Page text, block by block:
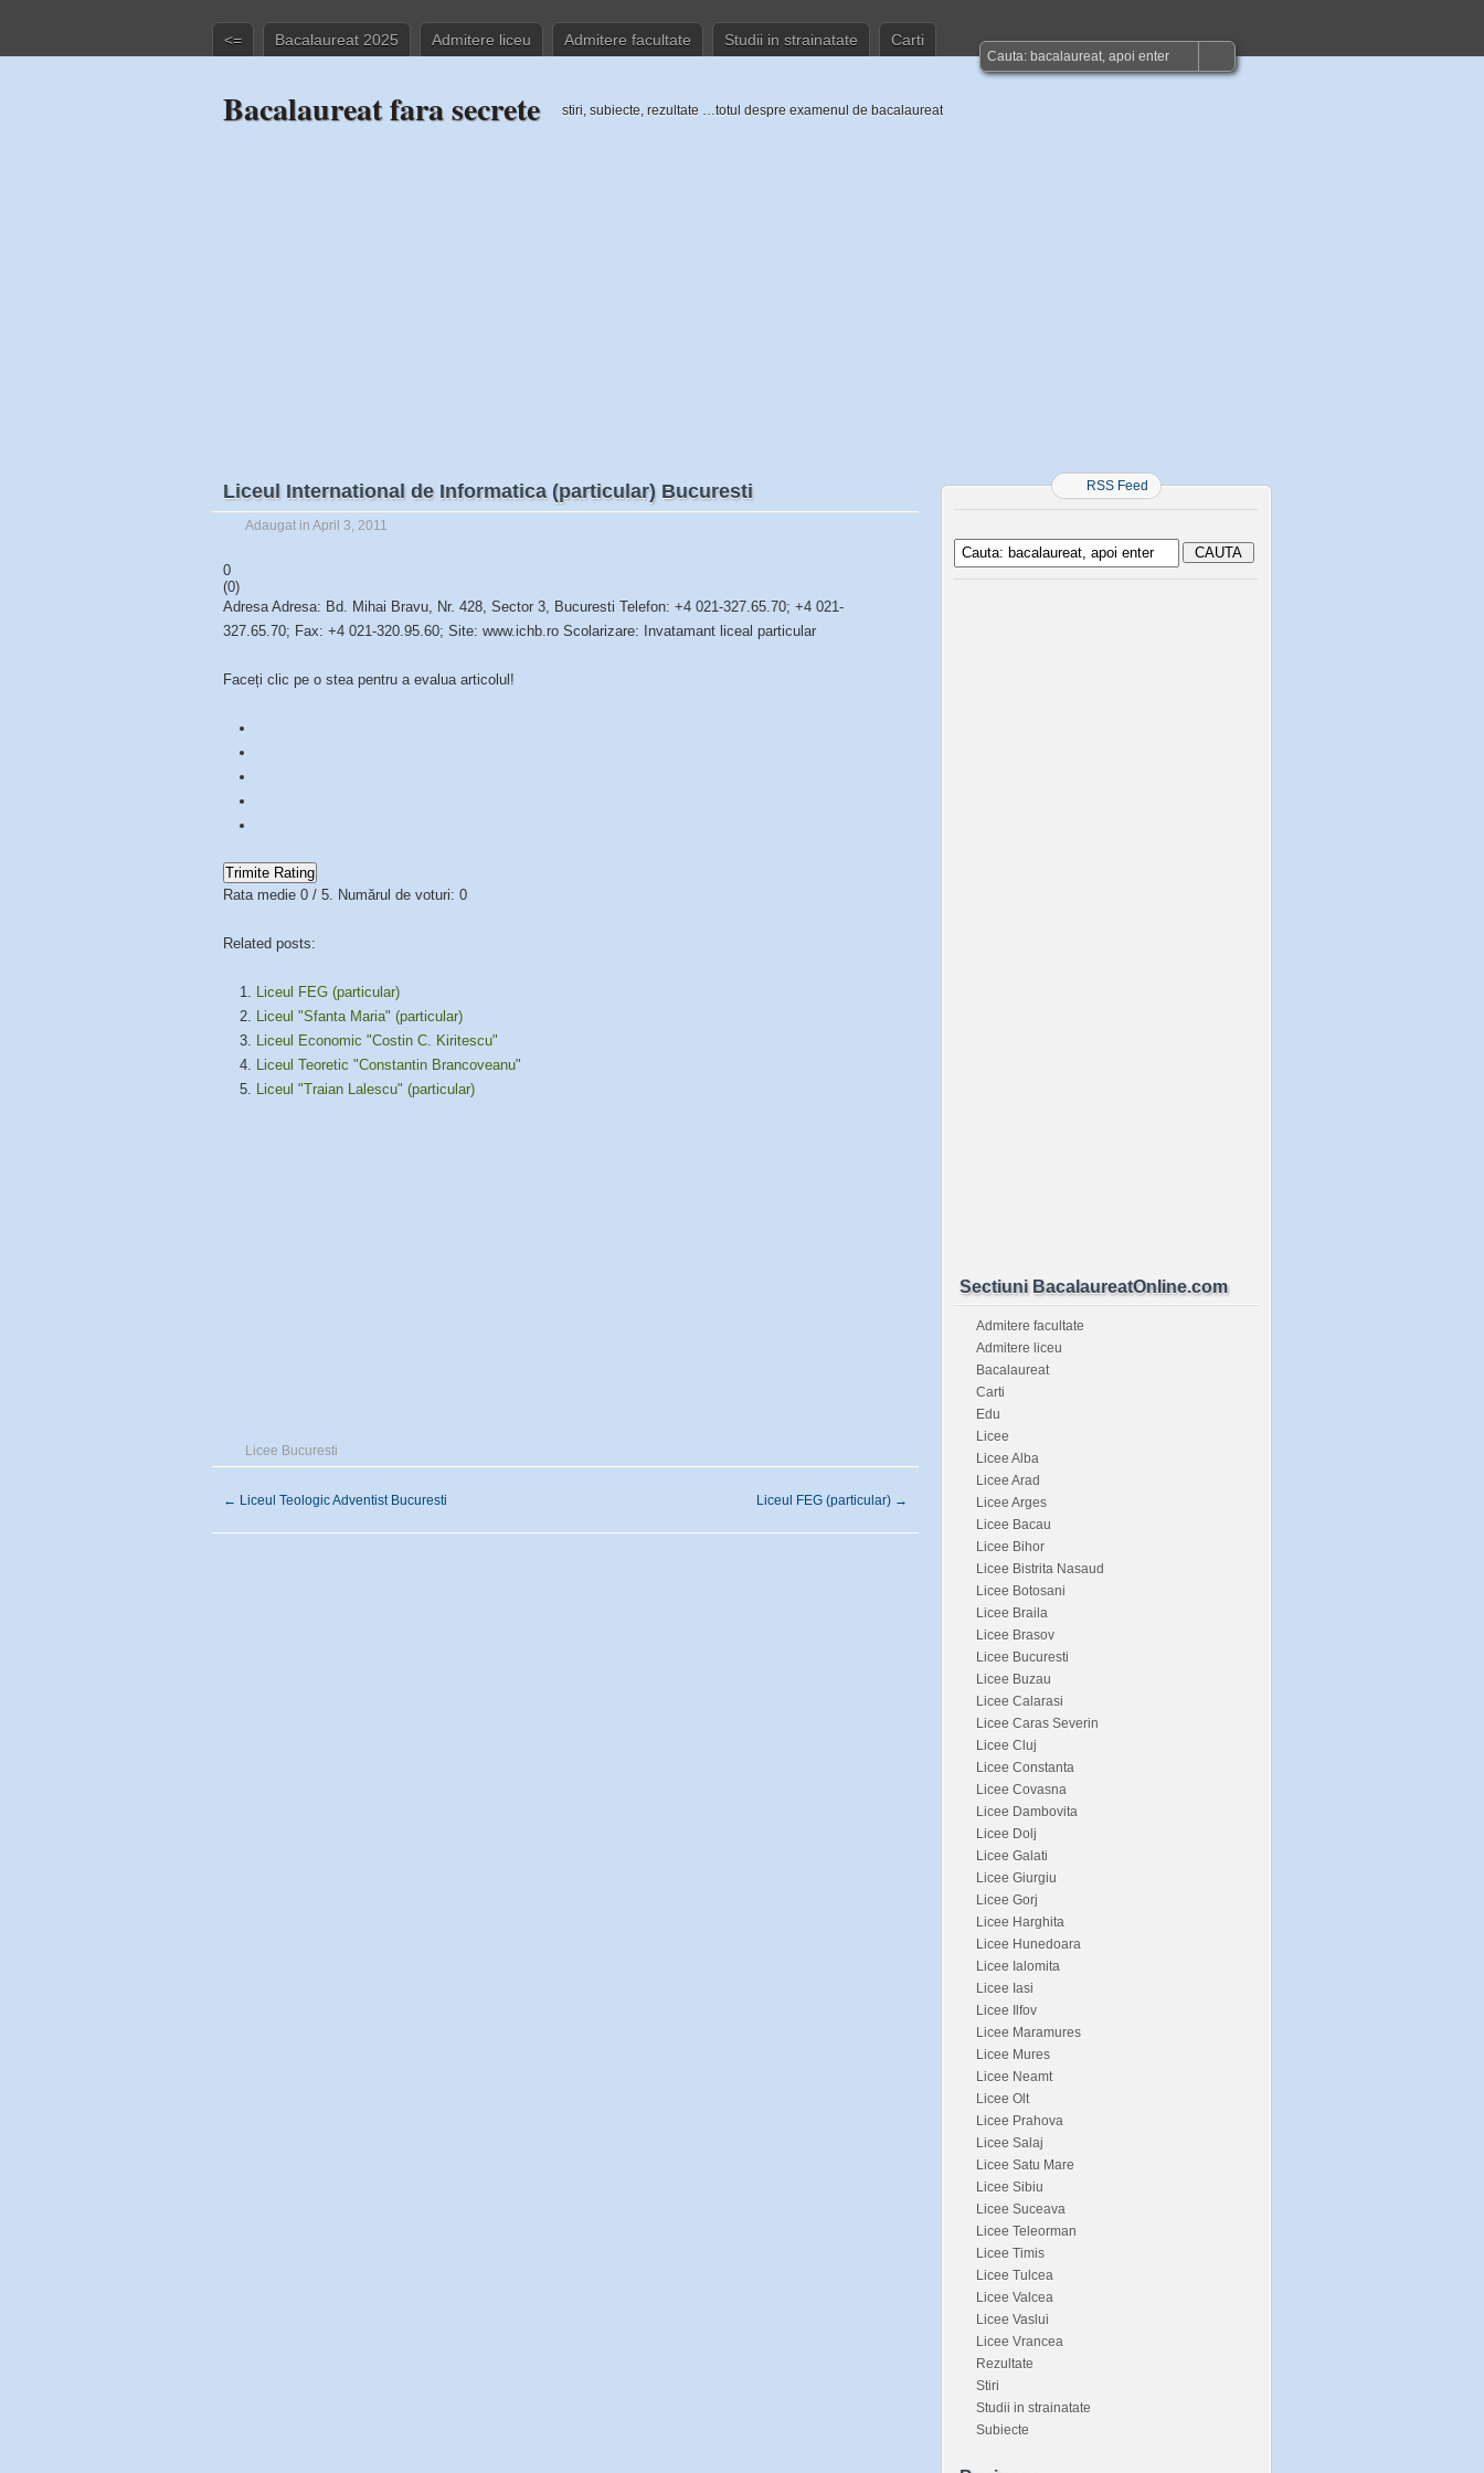
<= Bacalaureat 2025 Admitere liceu Admitere facultate Studii in strainatate Carti
Bacalaureat fara secrete stiri, subiecte, rezultate …totul despre examenul de bacalaureat
Liceul International de Informatica (particular) Bucuresti
Adaugat in April 3, 2011
0
(0)
Adresa Adresa: Bd. Mihai Bravu, Nr. 428, Sector 3, Bucuresti Telefon: +4 021-327.65.70; +4 021-
327.65.70; Fax: +4 021-320.95.60; Site: www.ichb.ro Scolarizare: Invatamant liceal particular
Faceți clic pe o stea pentru a evalua articolul!
Trimite Rating
Rata medie 0 / 5. Numărul de voturi: 0
Related posts:
Liceul FEG (particular)
Liceul "Sfanta Maria" (particular)
Liceul Economic "Costin C. Kiritescu"
Liceul Teoretic "Constantin Brancoveanu"
Liceul "Traian Lalescu" (particular)
Licee Bucuresti
← Liceul Teologic Adventist Bucuresti Liceul FEG (particular) →
RSS Feed
Sectiuni BacalaureatOnline.com
Admitere facultate
Admitere liceu
Bacalaureat
Carti
Edu
Licee
Licee Alba
Licee Arad
Licee Arges
Licee Bacau
Licee Bihor
Licee Bistrita Nasaud
Licee Botosani
Licee Braila
Licee Brasov
Licee Bucuresti
Licee Buzau
Licee Calarasi
Licee Caras Severin
Licee Cluj
Licee Constanta
Licee Covasna
Licee Dambovita
Licee Dolj
Licee Galati
Licee Giurgiu
Licee Gorj
Licee Harghita
Licee Hunedoara
Licee Ialomita
Licee Iasi
Licee Ilfov
Licee Maramures
Licee Mures
Licee Neamt
Licee Olt
Licee Prahova
Licee Salaj
Licee Satu Mare
Licee Sibiu
Licee Suceava
Licee Teleorman
Licee Timis
Licee Tulcea
Licee Valcea
Licee Vaslui
Licee Vrancea
Rezultate
Stiri
Studii in strainatate
Subiecte